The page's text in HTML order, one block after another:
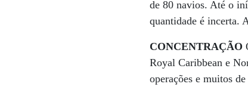
de 80 navios. Até o
quantidade é incerta.
CONCENTRAÇÃO
Royal Caribbean e
operações e muitos